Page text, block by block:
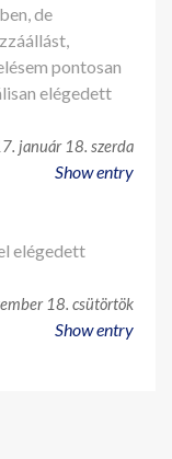
de
pontosan
elégedett
január 18. szerda
Show entry
elégedett
18. csütörtök
Show entry